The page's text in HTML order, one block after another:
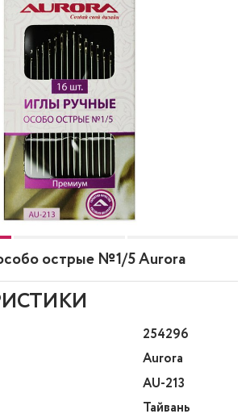
острые №1/5 Aurora
254296
Aurora
AU-213
Тайвань